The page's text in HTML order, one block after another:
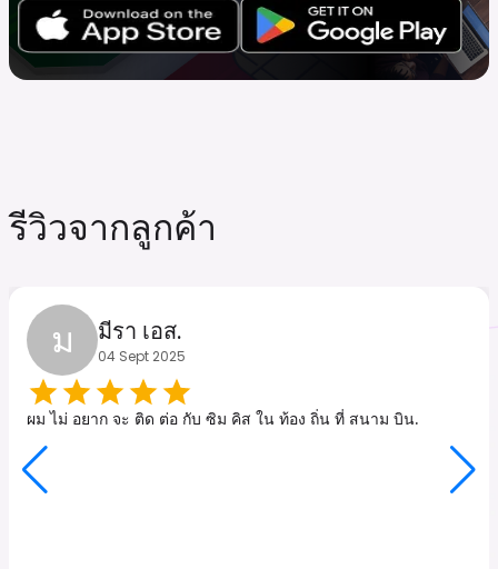
รีวิวจากลูกค้า
ม มีรา เอส.
04 Sept 2025
ผม ไม่ อยาก จะ ติด ต่อ กับ ซิม คิส ใน ท้อง ถิ่น ที่ สนาม บิน.